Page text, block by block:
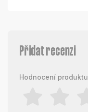
Přidat recenzi
Hodnocení produktu